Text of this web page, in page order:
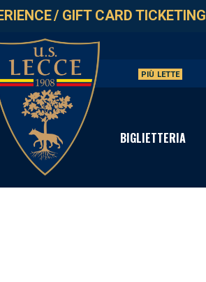
/ GIFT CARD TICKETING
PIÙ LETTE
BIGLIETTERIA